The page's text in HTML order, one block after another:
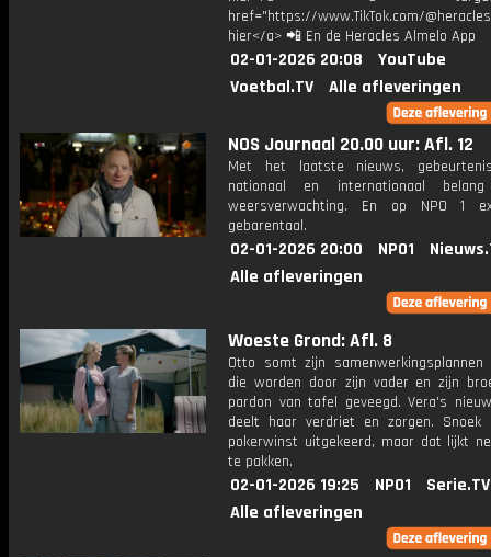
href="https://www.TikTok.com/
hier</a> 📲 En de Heracles Almelo App
02-01-2026 20:08
YouTube
Voetbal.TV
Alle afleveringen
NOS Journaal 20.00 uur: Afl. 12
Met het laatste nieuws,
nationaal en internationaal
weersverwachting. En op NPO 1
gebarentaal.
02-01-2026 20:00 NPO1
Alle afleveringen
Woeste Grond: Afl. 8
Otto somt zijn
die worden door zijn vader en zijn
pardon van tafel geveegd. Vera's
deelt haar verdriet en zorgen. Snoek
pokerwinst uitgekeerd, maar dat lijkt
te pakken.
02-01-2026 19:25 NPO1
Serie.TV
Alle afleveringen